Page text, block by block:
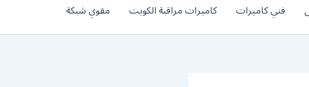
فني كاميرات كاميرات مراقبة الكويت مقوي شبكة